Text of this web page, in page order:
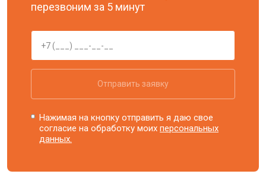
перезвоним за 5 минут
Отправить заявку
Нажимая на кнопку отправить я даю свое
согласие на обработку моихперсональных
данных.